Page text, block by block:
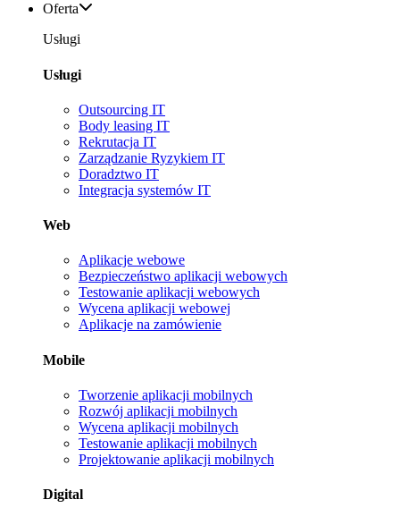
Oferta
Usługi
Usługi
Outsourcing IT
Body leasing IT
Rekrutacja IT
Zarządzanie Ryzykiem IT
Doradztwo IT
Integracja systemów IT
Web
Aplikacje webowe
Bezpieczeństwo aplikacji webowych
Testowanie aplikacji webowych
Wycena aplikacji webowej
Aplikacje na zamówienie
Mobile
Tworzenie aplikacji mobilnych
Rozwój aplikacji mobilnych
Wycena aplikacji mobilnych
Testowanie aplikacji mobilnych
Projektowanie aplikacji mobilnych
Digital